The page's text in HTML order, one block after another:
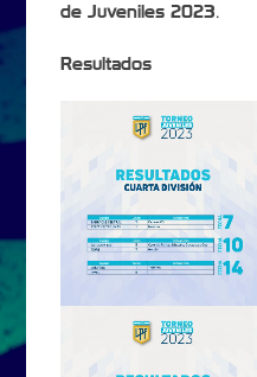
de Juveniles 2023.
Resultados